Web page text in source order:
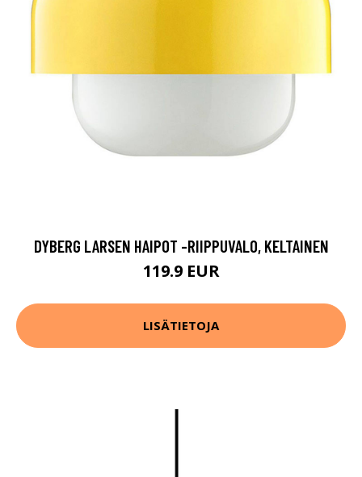
DYBERG LARSEN HAIPOT -RIIPPUVALO, KELTAINEN
119.9 EUR
LISÄTIETOJA